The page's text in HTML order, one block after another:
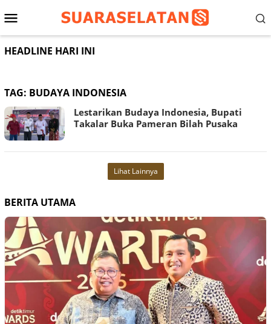
ke
Menu
Mobile
HEADLINE HARI INI
TAG: BUDAYA INDONESIA
Lestarikan Budaya Indonesia, Bupati
Takalar Buka Pameran Bilah Pusaka
Lihat Lainnya
BERITA UTAMA